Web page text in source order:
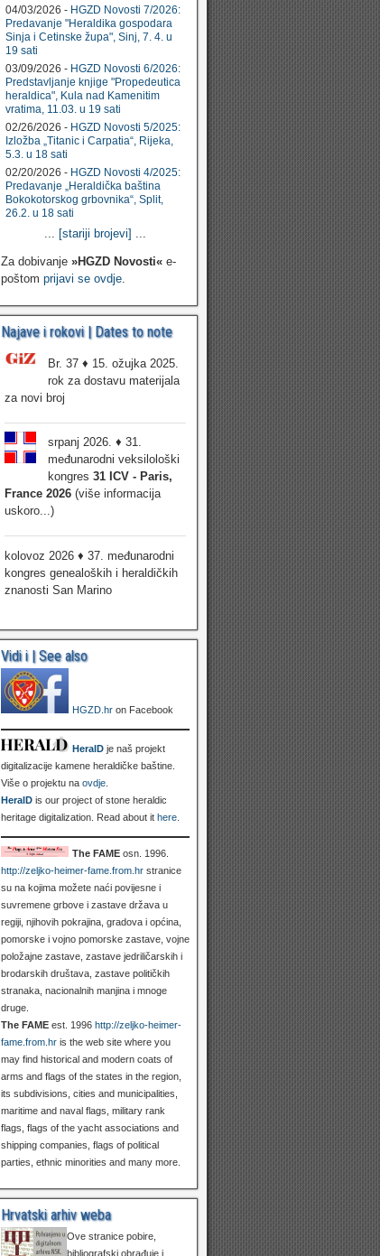
04/03/2026 - HGZD Novosti 7/2026:
Predavanje "Heraldika gospodara
Sinja i Cetinske župa", Sinj, 7. 4. u
19 sati
03/09/2026 - HGZD Novosti 6/2026:
Predstavljanje knjige "Propedeutica
heraldica", Kula nad Kamenitim
vratima, 11.03. u 19 sati
02/26/2026 - HGZD Novosti 5/2025:
Izložba „Titanic i Carpatia“, Rijeka,
5.3. u 18 sati
02/20/2026 - HGZD Novosti 4/2025:
Predavanje „Heraldička baština
Bokokotorskog grbovnika“, Split,
26.2. u 18 sati
... [stariji brojevi] ...
Za dobivanje »HGZD Novosti«e-
poštom prijavi se ovdje.
Najave i rokovi | Dates to note
Br. 37 ♦ 15. ožujka 2025.
rok za dostavu materijala
za novi broj
srpanj 2026. ♦ 31.
međunarodni veksilološki
kongres 31 ICV - Paris,
France 2026(više informacija
uskoro...)
kolovoz 2026 ♦ 37. međunarodni
kongres genealoških i heraldičkih
znanosti San Marino
Vidi i | See also
HGZD.hron Facebook
HeralDje naš projekt
digitalizacije kamene heraldičke baštine.
Više o projektu na ovdje.
HeralDis our project of stone heraldic
heritage digitalization. Read about it here.
The FAMEosn. 1996.
http://zeljko-heimer-fame.from.hrstranice
su na kojima možete naći povijesne i
suvremene grbove i zastave država u
regiji, njihovih pokrajina, gradova i općina,
pomorske i vojno pomorske zastave, vojne
položajne zastave, zastave jedriličarskih i
brodarskih društava, zastave političkih
stranaka, nacionalnih manjina i mnoge
druge.
The FAMEest. 1996 http://zeljko-heimer-
fame.from.hris the web site where you
may find historical and modern coats of
arms and flags of the states in the region,
its subdivisions, cities and municipalities,
maritime and naval flags, military rank
flags, flags of the yacht associations and
shipping companies, flags of political
parties, ethnic minorities and many more.
Hrvatski arhiv weba
Ove stranice pobire,
bibliografski obrađuje i